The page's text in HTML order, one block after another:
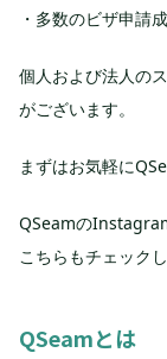
・多数のビザ申請
個人および法人の
がございます。
まずはお気軽に
QSeamの
こちらもチェック
QSeamとは